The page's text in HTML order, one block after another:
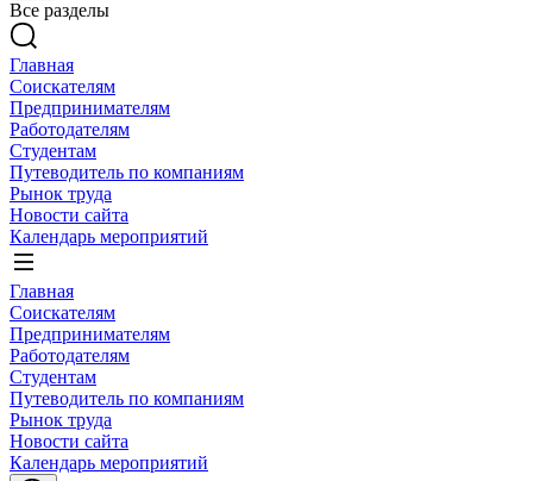
Все разделы
Главная
Соискателям
Предпринимателям
Работодателям
Студентам
Путеводитель по компаниям
Рынок труда
Новости сайта
Календарь мероприятий
Главная
Соискателям
Предпринимателям
Работодателям
Студентам
Путеводитель по компаниям
Рынок труда
Новости сайта
Календарь мероприятий